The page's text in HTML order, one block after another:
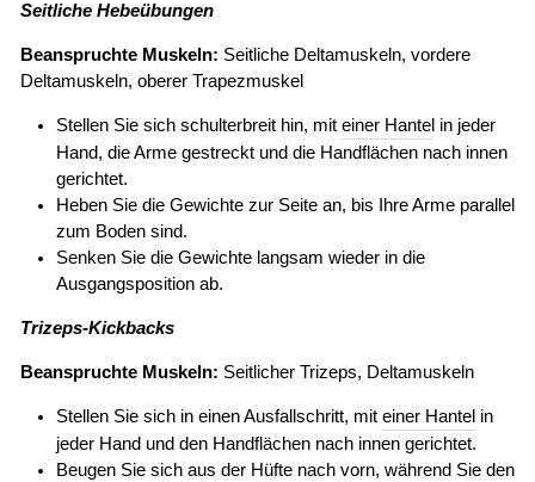
Seitliche Hebeübungen
Beanspruchte Muskeln: Seitliche Deltamuskeln, vordere
Deltamuskeln, oberer Trapezmuskel
Stellen Sie sich schulterbreit hin, mit einer Hantel in jeder
Hand, die Arme gestreckt und die Handflächen nach innen
gerichtet.
Heben Sie die Gewichte zur Seite an, bis Ihre Arme parallel
zum Boden sind.
Senken Sie die Gewichte langsam wieder in die
Ausgangsposition ab.
Trizeps-Kickbacks
Beanspruchte Muskeln: Seitlicher Trizeps, Deltamuskeln
Stellen Sie sich in einen Ausfallschritt, mit einer Hantel in
jeder Hand und den Handflächen nach innen gerichtet.
Beugen Sie sich aus der Hüfte nach vorn, während Sie den